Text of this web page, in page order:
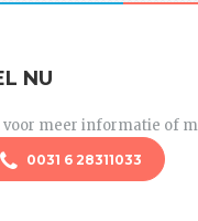
NU
voor meer informatie of
0031 6 28311033